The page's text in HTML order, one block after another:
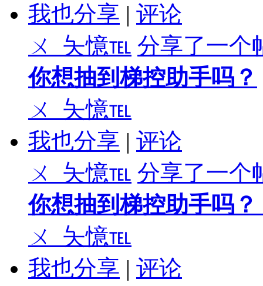
我也分享 | 评论
ㄨ_夨憶℡ 分享了一个
你想抽到梯控助手吗？
ㄨ_夨憶℡
我也分享 | 评论
ㄨ_夨憶℡ 分享了一个
你想抽到梯控助手吗？
ㄨ_夨憶℡
我也分享 | 评论